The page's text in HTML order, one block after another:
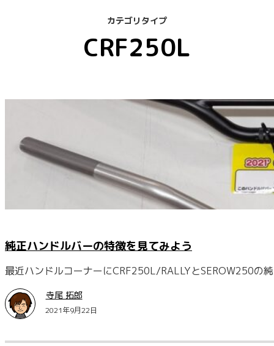
カテゴリタイプ
CRF250L
純正ハンドルバーの特徴を見てみよう
最近ハンドルコーナーにCRF250L/RALLYとSEROW250の
寺尾 拓郎
2021年9月22日